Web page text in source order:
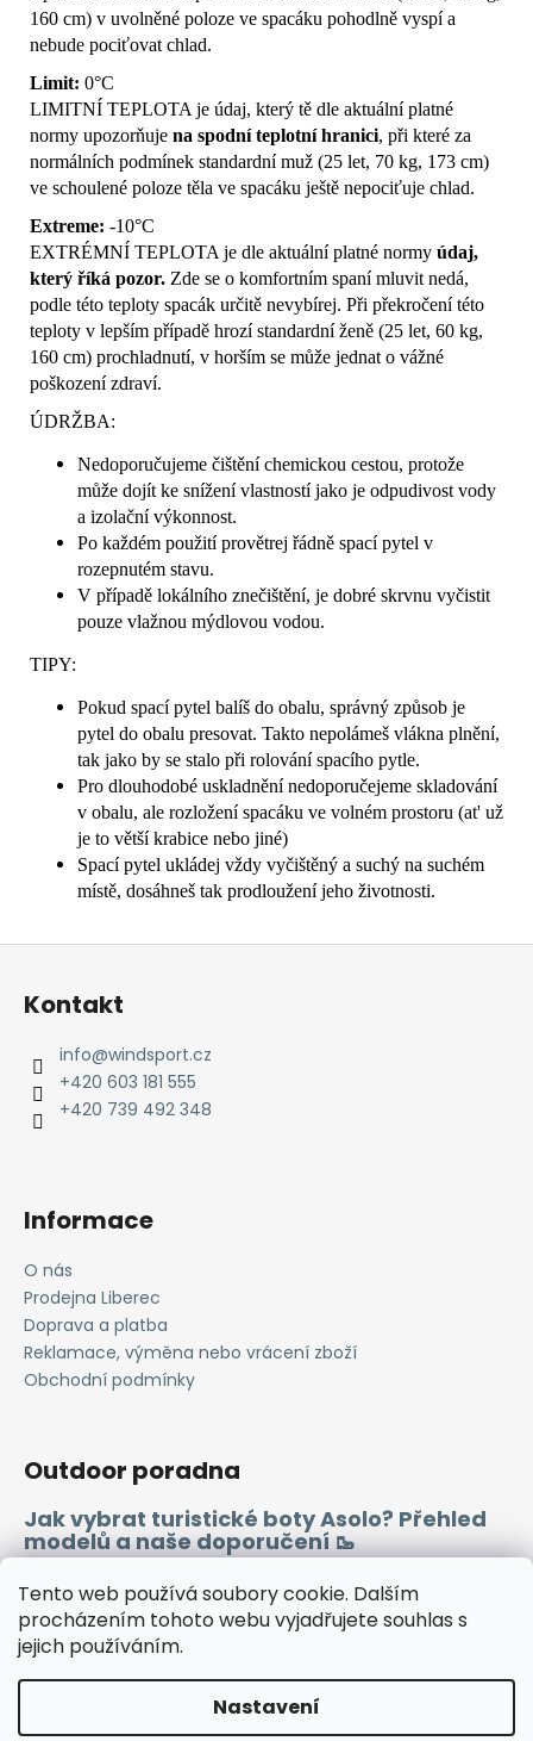
Tento web používá soubory cookie. Dalším
procházením tohoto webu vyjadřujete souhlas s
jejich používáním.
Nastavení
160 cm) v uvolněné poloze ve spacáku pohodlně vyspí a
nebude pociťovat chlad.
Limit: 0°C
LIMITNÍ TEPLOTA je údaj, který tě dle aktuální platné
normy upozorňuje na spodní teplotní hranici, při které za
normálních podmínek standardní muž (25 let, 70 kg, 173 cm)
ve schoulené poloze těla ve spacáku ještě nepociťuje chlad.
Extreme: -10°C
EXTRÉMNÍ TEPLOTA je dle aktuální platné normy údaj,
který říká pozor. Zde se o komfortním spaní mluvit nedá,
podle této teploty spacák určitě nevybírej. Při překročení této
teploty v lepším případě hrozí standardní ženě (25 let, 60 kg,
160 cm) prochladnutí, v horším se může jednat o vážné
poškození zdraví.
ÚDRŽBA:
Nedoporučujeme čištění chemickou cestou, protože
může dojít ke snížení vlastností jako je odpudivost vody
a izolační výkonnost.
Po každém použití provětrej řádně spací pytel v
rozepnutém stavu.
V případě lokálního znečištění, je dobré skrvnu vyčistit
pouze vlažnou mýdlovou vodou.
TIPY:
Pokud spací pytel balíš do obalu, správný způsob je
pytel do obalu presovat. Takto nepolámeš vlákna plnění,
tak jako by se stalo při rolování spacího pytle.
Pro dlouhodobé uskladnění nedoporučejeme skladování
v obalu, ale rozložení spacáku ve volném prostoru (at' už
je to větší krabice nebo jiné)
Spací pytel ukládej vždy vyčištěný a suchý na suchém
místě, dosáhneš tak prodloužení jeho životnosti.
Z
Kontakt
info@windsport.cz
+420 603 181 555
+420 739 492 348
Informace
O nás
Prodejna Liberec
Doprava a platba
Reklamace, výměna nebo vrácení zboží
Obchodní podmínky
Outdoor poradna
Jak vybrat turistické boty Asolo? Přehled
modelů a naše doporučení 🥾